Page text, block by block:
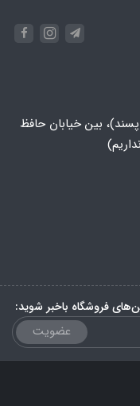
بین خیابان حافظ
فروشگاه باخبر شوید:
عضویت